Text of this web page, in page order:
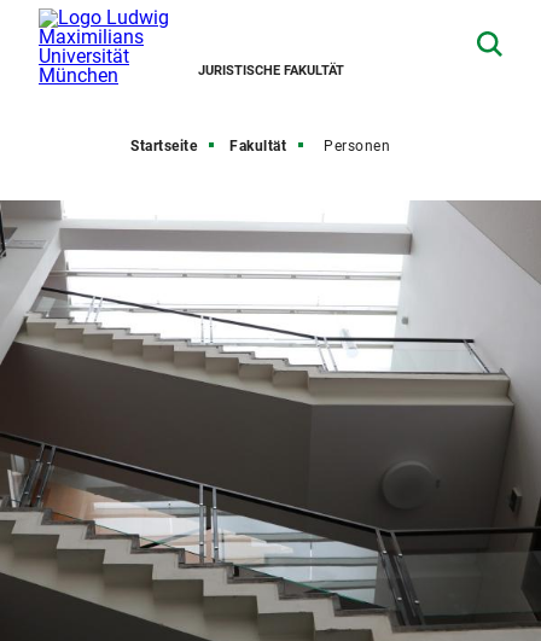
JURISTISCHE FAKULTÄT
Startseite Fakultät Personen